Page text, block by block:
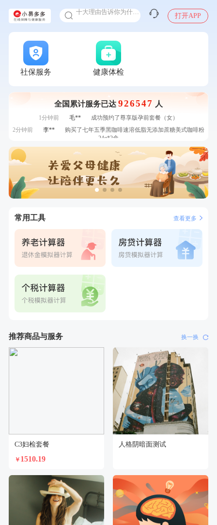
感染人偏肺病毒就会得肺炎吗
甲状腺癌怎么筛查
打开APP
社保服务 健康体检
全国累计服务已达 926547 人
7分钟前 叶**
成功预约了男性婚前体检基础套餐
成功预约了关怀老人B套餐
购买了姚朵朵-1000g粗粮生活礼盒
刚刚
购买了姚朵朵-1000g粗粮生活礼盒
1分钟前
林**
成功预约糖尿病强化体检套餐
1分钟前
毛**
成功预约了尊享版孕前套餐（女）
2分钟前
李**
购买了七年五季黑咖啡速溶低脂无添加蔗糖美式咖啡粉
24g*2盒
姜**
成功预约了女性VIP体检套餐
4分钟前
林**
成功预约糖尿病强化体检套餐
6分钟前
袁**
购买了美的体重秤 MO-CW5 白色
购买了美的体重秤 MO-CW5 白色
刚刚
购买了姚朵朵-1000g粗粮生活礼盒
常用工具 查看更多
推荐商品与服务 换一换
C3妇检套餐
￥ 1510.19
人格阴暗面测试